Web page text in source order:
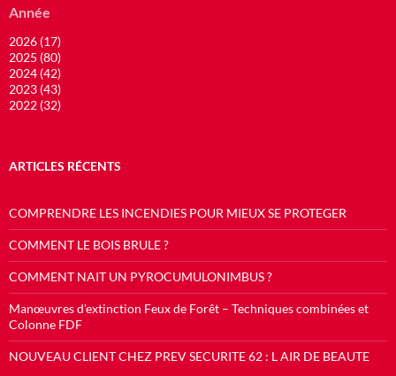
Année
2026 (17)
2025 (80)
2024 (42)
2023 (43)
2022 (32)
ARTICLES RÉCENTS
COMPRENDRE LES INCENDIES POUR MIEUX SE PROTEGER
COMMENT LE BOIS BRULE ?
COMMENT NAIT UN PYROCUMULONIMBUS ?
Manœuvres d’extinction Feux de Forêt – Techniques combinées et
Colonne FDF
NOUVEAU CLIENT CHEZ PREV SECURITE 62 : L AIR DE BEAUTE